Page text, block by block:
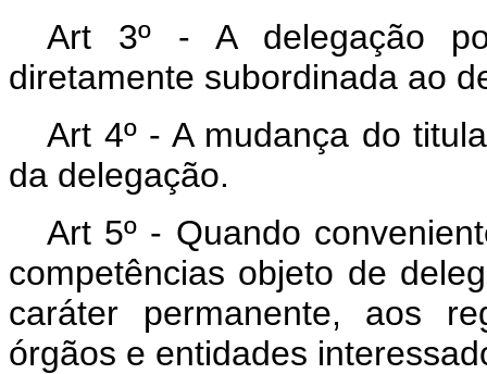
Art 3º - A delegação
diretamente subordinada ao
Art 4º - A mudança do
da delegação.
Art 5º - Quando
competências objeto de
caráter permanente, aos
órgãos e entidades